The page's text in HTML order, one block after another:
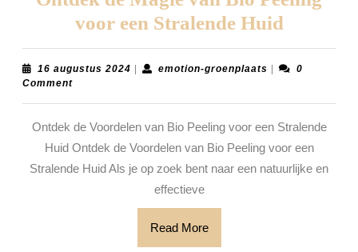
voor een Stralende HuidOntdek
de
Magie
Bio
Peeling
voor
16 augustus 2024 16
| emotion-groenplaatsemotion-
|
0
Comment
Ontdek de Voordelen van Bio Peeling voor een Stralende
Huid Ontdek de Voordelen van Bio Peeling voor een
Stralende Huid Als je op zoek bent naar een natuurlijke en
effectieve
Read MoreRead
More